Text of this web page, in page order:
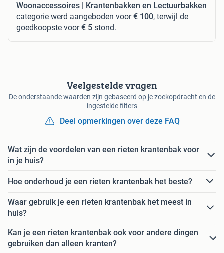
Woonaccessoires | Krantenbakken en Lectuurbakken
categorie werd aangeboden voor€ 100, terwijl de
goedkoopste voor€ 5 stond.
Veelgestelde vragen
De onderstaande waarden zijn gebaseerd op je zoekopdracht en de
ingestelde filters
Deel opmerkingen over deze FAQ
Wat zijn de voordelen van een rieten krantenbak voor
in je huis?
Hoe onderhoud je een rieten krantenbak het beste?
Waar gebruik je een rieten krantenbak het meest in
huis?
Kan je een rieten krantenbak ook voor andere dingen
gebruiken dan alleen kranten?